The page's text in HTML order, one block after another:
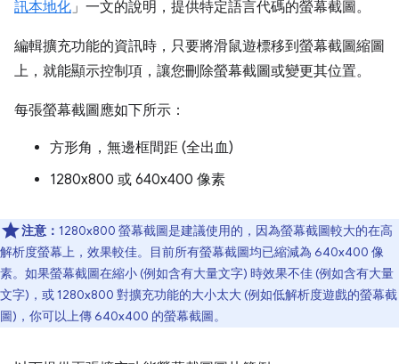
訊本地化」一文的說明，提供特定語言代碼的螢幕截圖。
編輯擴充功能的資訊時，只要將滑鼠遊標移到螢幕截圖縮圖
上，就能顯示控制項，讓您刪除螢幕截圖或變更其位置。
每張螢幕截圖應如下所示：
方形角，無邊框間距 (全出血)
1280x800 或 640x400 像素
注意： 1280x800 螢幕截圖是建議使用的，因為螢幕截圖較大的在高
解析度螢幕上，效果較佳。目前所有螢幕截圖均已縮減為 640x400 像
素。如果螢幕截圖在縮小 (例如含有大量文字) 時效果不佳 (例如含有大量
文字)，或 1280x800 對擴充功能的大小太大 (例如低解析度遊戲的螢幕截
圖)，你可以上傳 640x400 的螢幕截圖。